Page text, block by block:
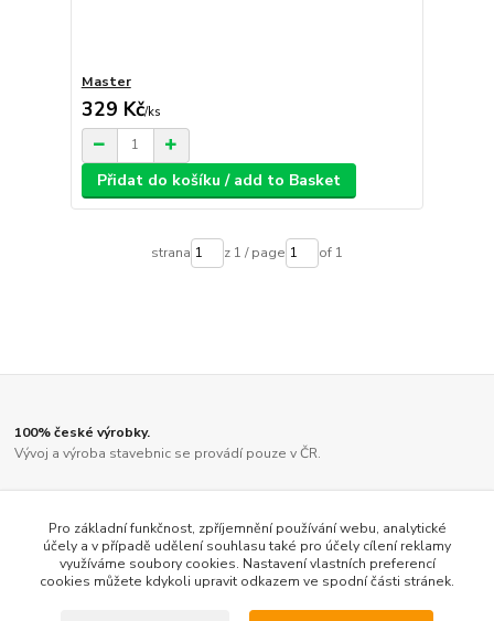
Master
329 Kč/ks
Přidat do košíku / add to Basket
strana z 1 / page of 1
100% české výrobky.
Vývoj a výroba stavebnic se provádí pouze v ČR.
Ne činskou lampičkou, jako u většiny ostatních výrobců.
Vysoký stupeň předpracovanosti.
Veškeré díly jsou pro snadnější orientaci přehledně zabaleny a barevně
Pro základní funkčnost, zpříjemnění používání webu, analytické
účely a v případě udělení souhlasu také pro účely cílení reklamy
využíváme soubory cookies. Nastavení vlastních preferencí
cookies můžete kdykoli upravit odkazem ve spodní části stránek.